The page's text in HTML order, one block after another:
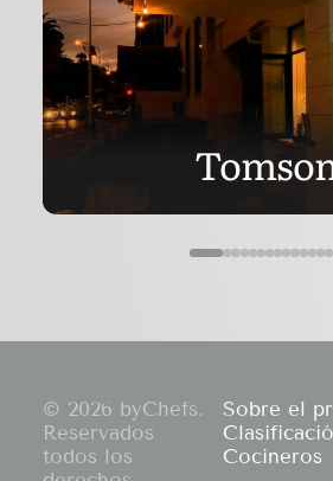
© 2026 byChefs.
Reservados
todos los
Sobre el
Cocineros